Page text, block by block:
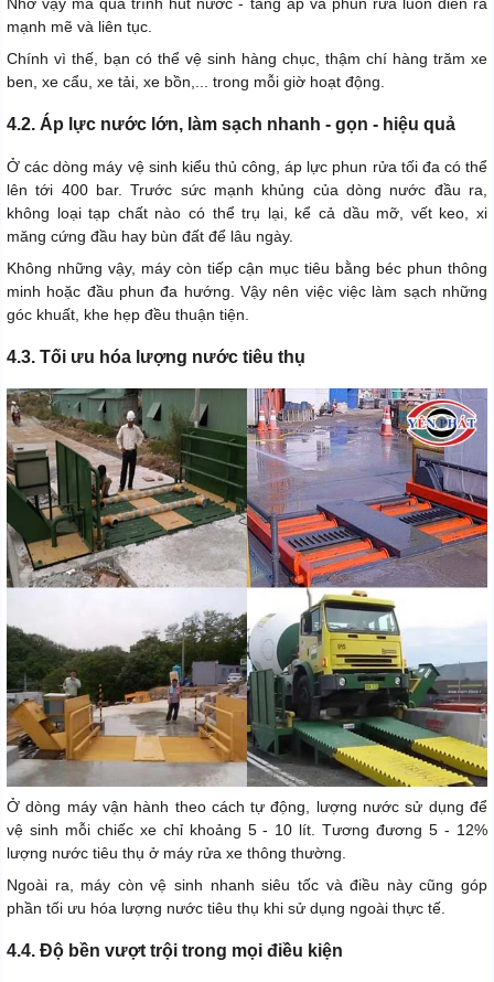
mạnh mẽ và liên tục.
Chính vì thế, bạn có thể vệ sinh hàng chục, thậm chí hàng trăm xe
ben, xe cẩu, xe tải, xe bồn,... trong mỗi giờ hoạt động.
4.2. Áp lực nước lớn, làm sạch nhanh - gọn - hiệu quả
Ở các dòng máy vệ sinh kiểu thủ công, áp lực phun rửa tối đa có thể
lên tới 400 bar. Trước sức mạnh khủng của dòng nước đầu ra,
không loại tạp chất nào có thể trụ lại, kể cả dầu mỡ, vết keo, xi
măng cứng đầu hay bùn đất để lâu ngày.
Không những vậy, máy còn tiếp cận mục tiêu bằng béc phun thông
minh hoặc đầu phun đa hướng. Vậy nên việc việc làm sạch những
góc khuất, khe hẹp đều thuận tiện.
4.3. Tối ưu hóa lượng nước tiêu thụ
Ở dòng máy vận hành theo cách tự động, lượng nước sử dụng để
vệ sinh mỗi chiếc xe chỉ khoảng 5 - 10 lít. Tương đương 5 - 12%
lượng nước tiêu thụ ở máy rửa xe thông thường.
Ngoài ra, máy còn vệ sinh nhanh siêu tốc và điều này cũng góp
phần tối ưu hóa lượng nước tiêu thụ khi sử dụng ngoài thực tế.
4.4. Độ bền vượt trội trong mọi điều kiện